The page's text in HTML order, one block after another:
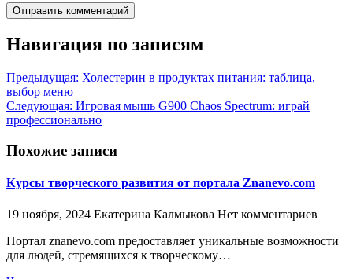
Навигация по записям
Предыдущая: Холестерин в продуктах питания: таблица,
выбор меню
Следующая: Игровая мышь G900 Chaos Spectrum: играй
профессионально
Похожие записи
Курсы творческого развития от портала Znanevo.com
19 ноября, 2024 Екатерина Калмыкова Нет комментариев
Портал znanevo.com предоставляет уникальные возможности
для людей, стремящихся к творческому…